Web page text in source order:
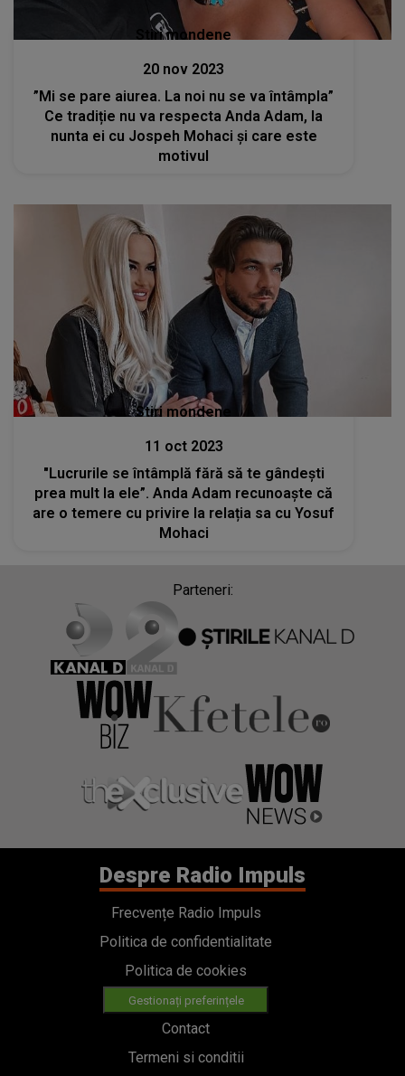
Stiri mondene
20 nov 2023
”Mi se pare aiurea. La noi nu se va întâmpla”
Ce tradiție nu va respecta Anda Adam, la
nunta ei cu Jospeh Mohaci și care este
motivul
Stiri mondene
11 oct 2023
"Lucrurile se întâmplă fără să te gândești
prea mult la ele”. Anda Adam recunoaște că
are o temere cu privire la relația sa cu Yosuf
Mohaci
Parteneri:
Despre Radio Impuls
Frecvențe Radio Impuls
Politica de confidentialitate
Politica de cookies
Gestionați preferințele
Contact
Termeni si conditii